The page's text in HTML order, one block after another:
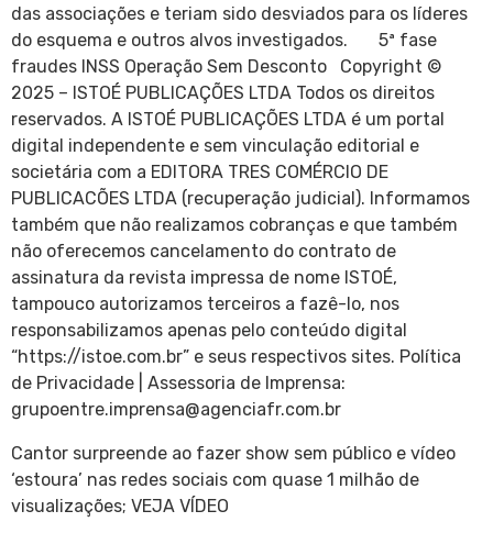
das associações e teriam sido desviados para os líderes
do esquema e outros alvos investigados. 5ª fase
fraudes INSS Operação Sem Desconto Copyright ©
2025 – ISTOÉ PUBLICAÇÕES LTDA Todos os direitos
reservados. A ISTOÉ PUBLICAÇÕES LTDA é um portal
digital independente e sem vinculação editorial e
societária com a EDITORA TRES COMÉRCIO DE
PUBLICACÕES LTDA (recuperação judicial). Informamos
também que não realizamos cobranças e que também
não oferecemos cancelamento do contrato de
assinatura da revista impressa de nome ISTOÉ,
tampouco autorizamos terceiros a fazê-lo, nos
responsabilizamos apenas pelo conteúdo digital
“https://istoe.com.br” e seus respectivos sites. Política
de Privacidade | Assessoria de Imprensa:
grupoentre.imprensa@agenciafr.com.br
Cantor surpreende ao fazer show sem público e vídeo
‘estoura’ nas redes sociais com quase 1 milhão de
visualizações; VEJA VÍDEO